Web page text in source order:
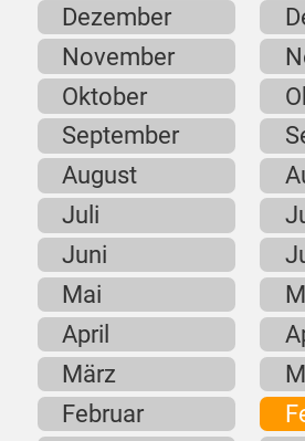
November
Oktober
September
August
Juli
Juni
Mai
April
März
Februar
Januar
Dezember
November
Oktober
September
August
Juli
Juni
Mai
April
März
Februar